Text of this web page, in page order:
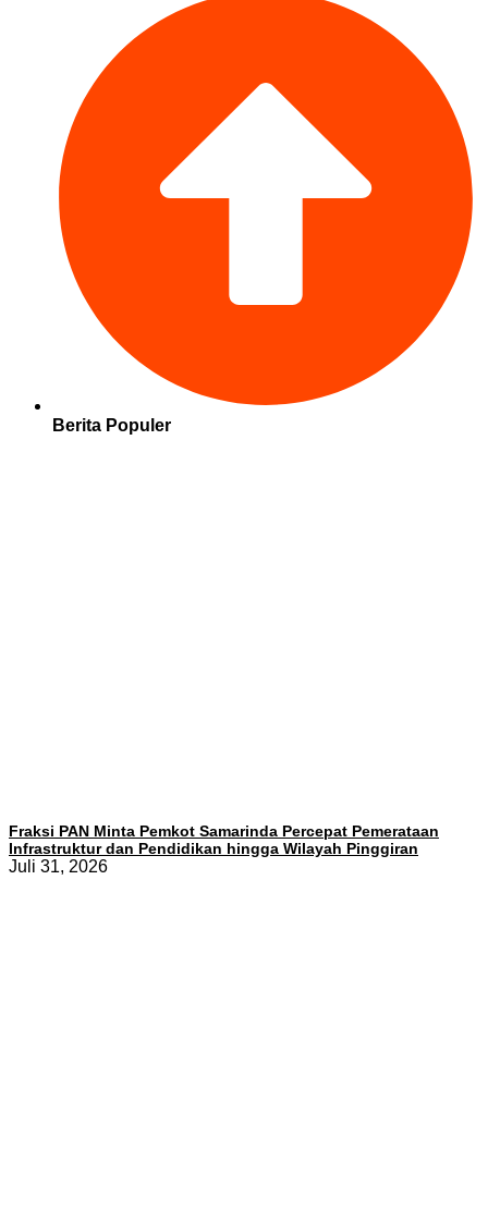
Berita Populer
Fraksi PAN Minta Pemkot Samarinda Percepat Pemerataan
Infrastruktur dan Pendidikan hingga Wilayah Pinggiran
Juli 31, 2026